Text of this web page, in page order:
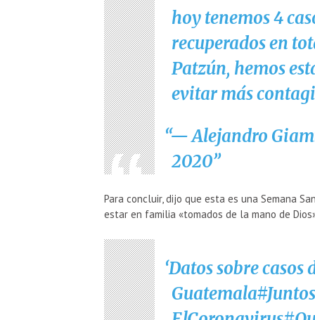
hoy tenemos 4
recuperados en
Patzún, hemos
evitar más
— Alejandro
2020
Para concluir, dijo que esta es una Semana
estar en familia «tomados de la mano de
Datos sobre casos
Guatemala